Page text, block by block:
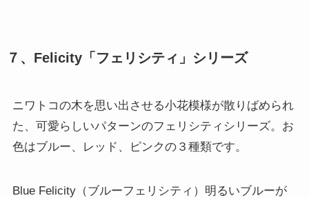
７、Felicity「フェリシティ」シリーズ
ニワトコの木を思い出させる小花模様が散りばめられ
た、可愛らしいパターンのフェリシティシリーズ。お
色はブルー、レッド、ピンクの３種類です。
Blue Felicity（ブルーフェリシティ）明るいブルーが